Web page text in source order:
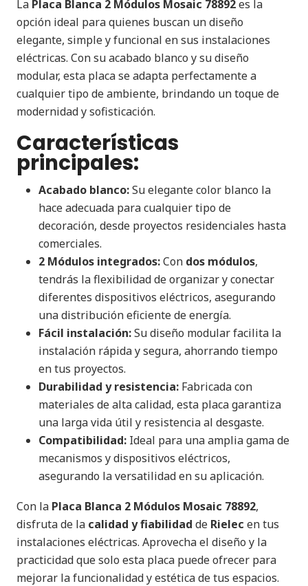
La Placa Blanca 2 Módulos Mosaic 78892es la
opción ideal para quienes buscan un diseño
elegante, simple y funcional en sus instalaciones
eléctricas. Con su acabado blanco y su diseño
modular, esta placa se adapta perfectamente a
cualquier tipo de ambiente, brindando un toque de
modernidad y sofisticación.
Características
principales:
Acabado blanco:Su elegante color blanco la
hace adecuada para cualquier tipo de
decoración, desde proyectos residenciales hasta
comerciales.
2 Módulos integrados:Con dos módulos,
tendrás la flexibilidad de organizar y conectar
diferentes dispositivos eléctricos, asegurando
una distribución eficiente de energía.
Fácil instalación:Su diseño modular facilita la
instalación rápida y segura, ahorrando tiempo
en tus proyectos.
Durabilidad y resistencia: Fabricada con
materiales de alta calidad, esta placa garantiza
una larga vida útil y resistencia al desgaste.
Compatibilidad: Ideal para una amplia gama de
mecanismos y dispositivos eléctricos,
asegurando la versatilidad en su aplicación.
Con la Placa Blanca 2 Módulos Mosaic 78892,
disfruta de la calidad y fiabilidad de Rielec en tus
instalaciones eléctricas. Aprovecha el diseño y la
practicidad que solo esta placa puede ofrecer para
mejorar la funcionalidad y estética de tus espacios.